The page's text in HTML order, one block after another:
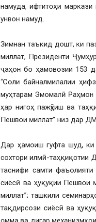
намуда, ифтитоҳи
унвон намуд.
Зимнан таъкид дошт, ки
миллат, Президенти
ҷаҳон бо ҳамовозии 153
“Соли байналмилалии
муҳтарам Эмомалӣ Раҳмон
ҳар нигоҳ пажӯҳиш ва
Пешвои миллат” низ дар
Дар ҳамоиш гуфта шуд,
сохтори илмӣ-таҳқиқотии
таснифи самти
сиёсӣ ва ҳуқуқии Пешвои
миллат”; ташкили
тақдирсози сиёсӣ ва